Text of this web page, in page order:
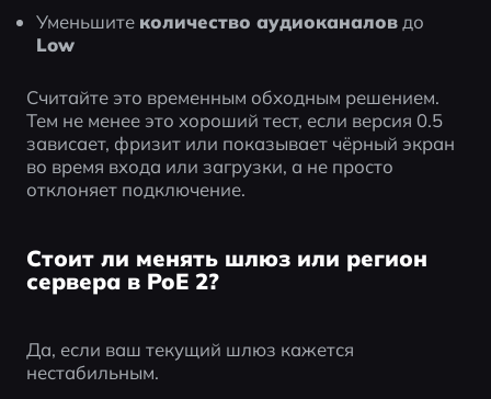
Уменьшите количество аудиоканалов
Low
Считайте это временным обходным решением.
Тем не менее это хороший тест, если версия 0.5
зависает, фризит или показывает чёрный экран
во время входа или загрузки, а не просто
отклоняет подключение.
Стоит ли менять шлюз или регион
сервера в PoE 2?
Да, если ваш текущий шлюз кажется
нестабильным.